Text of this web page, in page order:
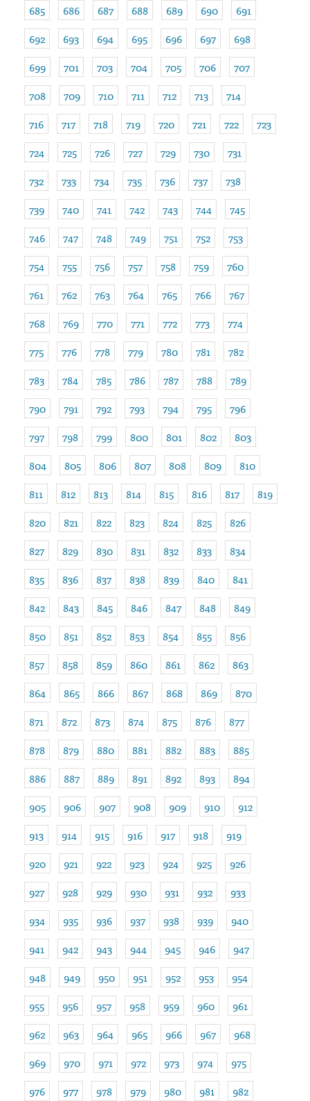
685
686 687 688 689 690
691
692
693 694 695 696 697
698
699
701 703 704 705 706
707
708
709 710 711 712 713
714
716
717 718 719 720 721 722
723
724
725 726 727 729 730
731
732
733 734 735 736 737
738
739
740 741 742 743 744
745
746
747 748 749 751 752
753
754
755 756 757 758 759
760
761
762 763 764 765 766
767
768
769 770 771 772 773
774
775
776 778 779 780 781
782
783
784 785 786 787 788
789
790
791 792 793 794 795
796
797
798 799 800 801 802
803
804
805 806 807 808 809
810
811
812 813 814 815 816 817
819
820
821 822 823 824 825
826
827
829 830 831 832 833
834
835
836 837 838 839 840
841
842
843 845 846 847 848
849
850
851 852 853 854 855
856
857
858 859 860 861 862
863
864
865 866 867 868 869
870
871
872 873 874 875 876
877
878
879 880 881 882 883
885
886
887 889 891 892 893
894
905
906 907 908 909 910
912
913
914 915 916 917 918
919
920
921 922 923 924 925
926
927
928 929 930 931 932
933
934
935 936 937 938 939
940
941
942 943 944 945 946
947
948
949 950 951 952 953
954
955
956 957 958 959 960
961
962
963 964 965 966 967
968
969
970 971 972 973 974
975
976
977 978 979 980 981
982